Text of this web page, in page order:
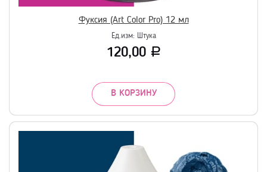
Фуксия (Art Color Pro) 12 мл
Ед.изм: Штука
120,00 Р
В КОРЗИНУ